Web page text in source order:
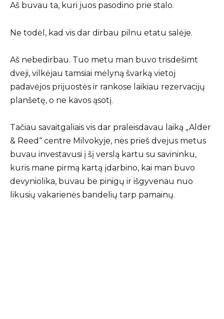
Aš buvau ta, kuri juos pasodino prie stalo.
Ne todėl, kad vis dar dirbau pilnu etatu salėje.
Aš nebedirbau. Tuo metu man buvo trisdešimt
dveji, vilkėjau tamsiai mėlyną švarką vietoj
padavėjos prijuostės ir rankose laikiau rezervacijų
planšetę, o ne kavos ąsotį.
Tačiau savaitgaliais vis dar praleisdavau laiką „Alder
& Reed“ centre Milvokyje, nes prieš dvejus metus
buvau investavusi į šį verslą kartu su savininku,
kuris mane pirmą kartą įdarbino, kai man buvo
devyniolika, buvau be pinigų ir išgyvenau nuo
likusių vakarienės bandelių tarp pamainų.